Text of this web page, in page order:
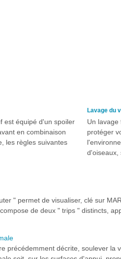
est équipé d'un spoiler
en combinaison
les règles suivantes
Lavage du
Un
protéger
d'oiseaux,
" permet de visualiser, clé sur
de deux " trips " distincts,
précédemment décrite, soulever la